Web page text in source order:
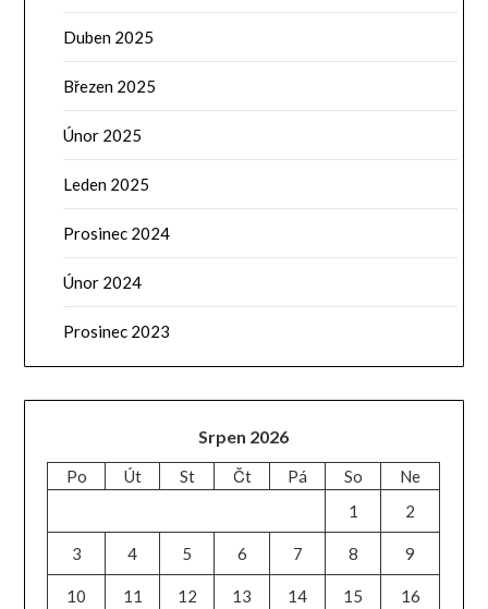
Duben 2025
Březen 2025
Únor 2025
Leden 2025
Prosinec 2024
Únor 2024
Prosinec 2023
Srpen 2026
Po Út St Čt Pá So
Ne
1
2
3 4 5 6 7 8 9
10 11 12 13 14 15 16